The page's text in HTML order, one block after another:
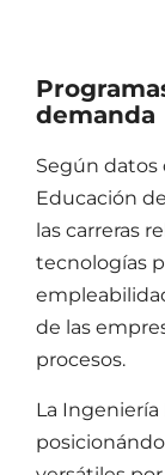
demanda
Según datos
Educación
las carreras
tecnologías
de las
procesos.
La